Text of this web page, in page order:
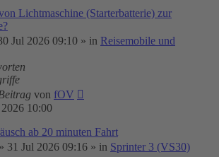
Lichtmaschine (Starterbatterie) zur
Jul 2026 09:10 » in Reisemobile und
von fOV
10:00
ab 20 minuten Fahrt
» 31 Jul 2026 09:16 » in Sprinter 3 (VS30)